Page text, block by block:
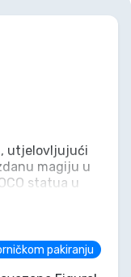
utjelovljujući
magiju u
statua u
predmet;
vode i
i punog nade.
pakiranju